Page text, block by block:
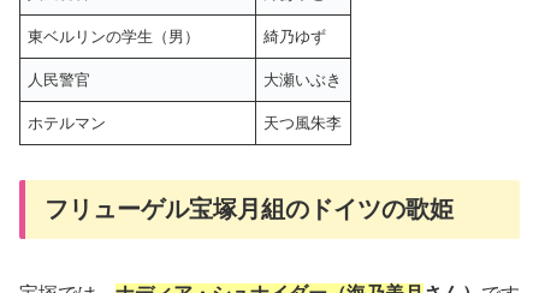
東ベルリンの学生（男） 綺乃ゆず
人民警官 大瀬いぶき
ホテルマン 天つ風朱李
フリューゲル宝塚月組のドイツの歌姫